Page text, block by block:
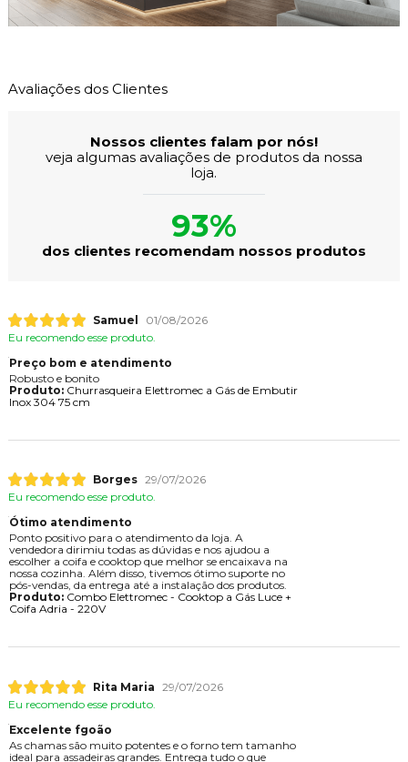
Avaliações dos Clientes
Nossos clientes falam por nós!
veja algumas avaliações de produtos da nossa
loja.
93%
dos clientes recomendam nossos produtos
Samuel
01/08/2026
Eu recomendo esse produto.
Preço bom e atendimento
Robusto e bonito
Produto:Churrasqueira Elettromec a Gás de Embutir
Inox 304 75 cm
Borges 29/07/2026
Eu recomendo esse produto.
Ótimo atendimento
Ponto positivo para o atendimento da loja. A
vendedora dirimiu todas as dúvidas e nos ajudou a
escolher a coifa e cooktop que melhor se encaixava na
nossa cozinha. Além disso, tivemos ótimo suporte no
pós-vendas, da entrega até a instalação dos produtos.
Produto:Combo Elettromec - Cooktop a Gás Luce +
Coifa Adria - 220V
Rita Maria 29/07/2026
Eu recomendo esse produto.
Excelente fgoão
As chamas são muito potentes e o forno tem tamanho
ideal para assadeiras grandes. Entrega tudo o que